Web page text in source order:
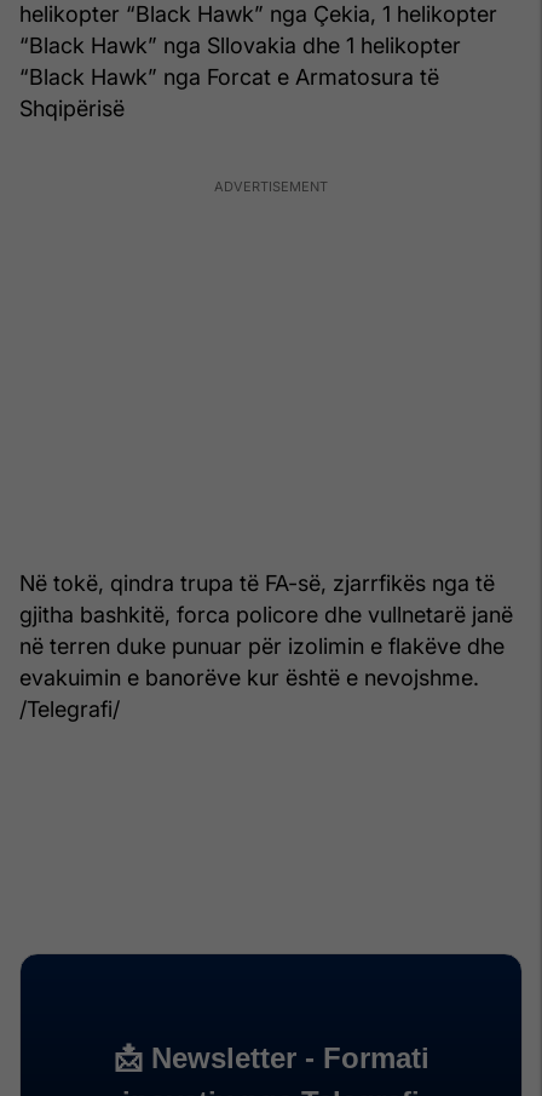
helikopter “Black Hawk” nga Çekia, 1 helikopter
“Black Hawk” nga Sllovakia dhe 1 helikopter
“Black Hawk” nga Forcat e Armatosura të
Shqipërisë
Në tokë, qindra trupa të FA-së, zjarrfikës nga të
gjitha bashkitë, forca policore dhe vullnetarë janë
në terren duke punuar për izolimin e flakëve dhe
evakuimin e banorëve kur është e nevojshme.
/Telegrafi/